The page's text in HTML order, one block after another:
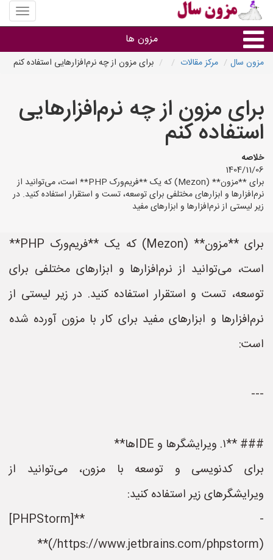
منوی
سایت
سال
مزون ها
استان ها
مزون سال مرکز مقالات برای مزون از چه نرم‌افزارهایی استفاده کنم
برای مزون از چه نرم‌افزارهایی
استفاده کنم
خلاصه
1404/11/06
برای **مزون** (Mezon) که یک **فریم‌ورک PHP** است، می‌توانید از
نرم‌افزارها و ابزارهای مختلفی برای توسعه، تست و استقرار استفاده کنید. در
زیر لیستی از نرم‌افزارها و ابزارهای مفید
برای **مزون** (Mezon) که یک **فریم‌ورک PHP**
است، می‌توانید از نرم‌افزارها و ابزارهای مختلفی برای
توسعه، تست و استقرار استفاده کنید. در زیر لیستی از
نرم‌افزارها و ابزارهای مفید برای کار با مزون آورده شده
است:
---
### **۱. ویرایشگرها و IDEها**
برای کدنویسی و توسعه با مزون، می‌توانید از
ویرایشگرهای زیر استفاده کنید:
- **[PHPStorm]
(https://www.jetbrains.com/phpstorm/)**